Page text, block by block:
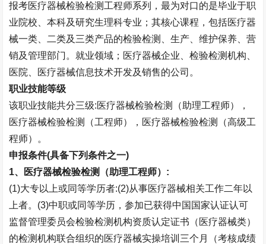
报考医疗器械检验检测工程师系列，最为对口的是毕业于职
业院校、本科及研究生理科专业；其核心课程，包括医疗器
械一类、二类及三类产品的检验检测、生产、维护保养、营
销及管理部门。就业领域；医疗器械企业、检验检测机构、
医院、医疗器械信息技术开发及销售的公司。
职业技能等级
该职业技能共分三级:医疗器械检验检测（助理工程师），
医疗器械检验检测（工程师），医疗器械检验检测（高级工
程师）。
申报条件(具备下列条件之一)
1、医疗器械检验检测（助理工程师） :
(1)大专以上或同等学历者:(2)从事医疗器械相关工作二年以
上者。 (3)中职或同等学历，参加已获得中国国家认证认可
监督管理委员会检验检测机构资质认定证书（医疗器械类）
的检测机构联合组织的医疗器械实操培训三个月（考核成绩